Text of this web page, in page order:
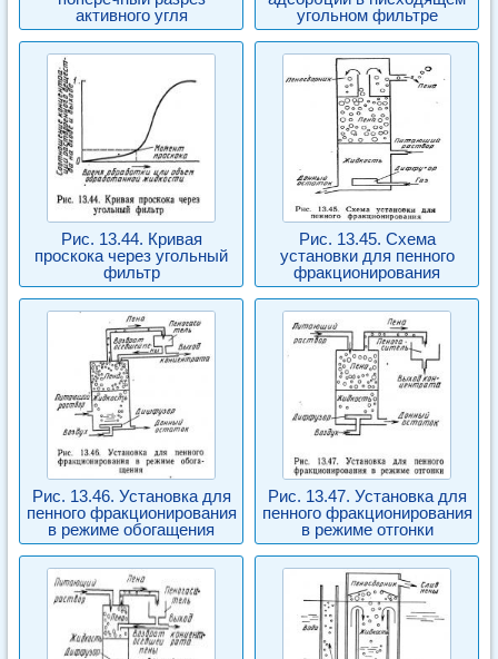
активного угля
угольном фильтре
Рис. 13.44. Кривая
проскока через угольный
фильтр
Рис. 13.45. Схема
установки для пенного
фракционирования
Рис. 13.46. Установка для
пенного фракционирования
в режиме обогащения
Рис. 13.47. Установка для
пенного фракционирования
в режиме отгонки